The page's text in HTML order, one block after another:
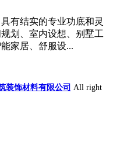
有结实的专业功底和灵
划、室内设想、别墅工
家居、舒服设...
装饰材料有限公司 All right